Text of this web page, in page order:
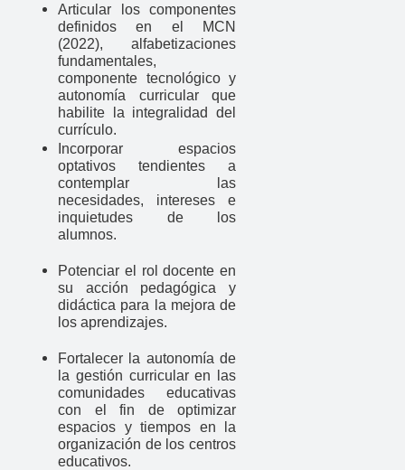
Articular los componentes
definidos en el MCN
(2022), alfabetizaciones
fundamentales,
componente tecnológico y
autonomía curricular que
habilite la integralidad del
currículo.
Incorporar espacios
optativos tendientes a
contemplar las
necesidades, intereses e
inquietudes de los
alumnos.
Potenciar el rol docente en
su acción pedagógica y
didáctica para la mejora de
los aprendizajes.
Fortalecer la autonomía de
la gestión curricular en las
comunidades educativas
con el fin de optimizar
espacios y tiempos en la
organización de los centros
educativos.